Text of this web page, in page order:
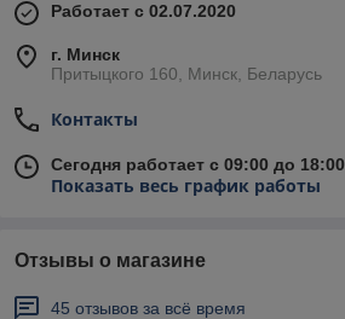
Работает с 02.07.2020
г. Минск
Притыцкого 160, Минск, Беларусь
Контакты
Сегодня работает с 09:00 до 18:00
Показать весь график работы
Отзывы о магазине
45 отзывов за всё время